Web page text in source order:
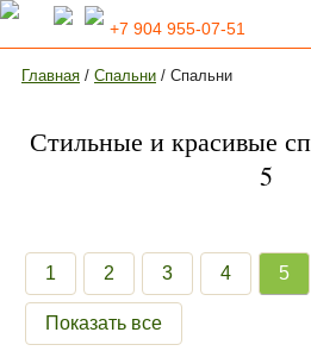
+7 904 955-07-51
Главная / Спальни / Спальни
Стильные и красивые
5
1 2 3 4 5
Показать все